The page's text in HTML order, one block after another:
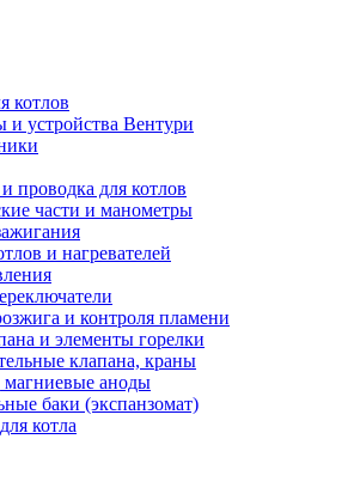
котлов
и устройства Вентури
проводка для котлов
части и манометры
и нагревателей
и контроля пламени
и элементы горелки
клапана, краны
магниевые аноды
баки (экспанзомат)
котла